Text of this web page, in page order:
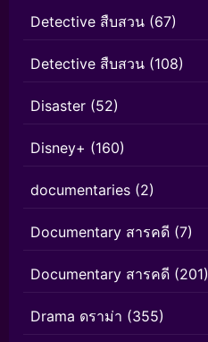
Detective สืบสวน (67)
Detective สืบสวน (108)
Disaster (52)
Disney+ (160)
documentaries (2)
Documentary สารคดี (7)
Documentary สารคดี (201)
Drama ดราม่า (355)